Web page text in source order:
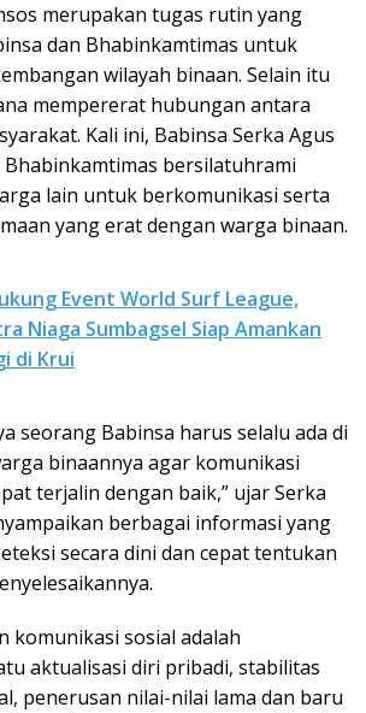
merupakan tugas rutin yang
dan Bhabinkamtimas untuk
wilayah binaan. Selain itu
mempererat hubungan antara
Kali ini, Babinsa Serka Agus
Bhabinkamtimas bersilatuhrami
lain untuk berkomunikasi serta
yang erat dengan warga binaan.
Event World Surf League,
Niaga Sumbagsel Siap Amankan
di Krui
seorang Babinsa harus selalu ada di
binaannya agar komunikasi
terjalin dengan baik,” ujar Serka
berbagai informasi yang
secara dini dan cepat tentukan
komunikasi sosial adalah
aktualisasi diri pribadi, stabilitas
penerusan nilai-nilai lama dan baru